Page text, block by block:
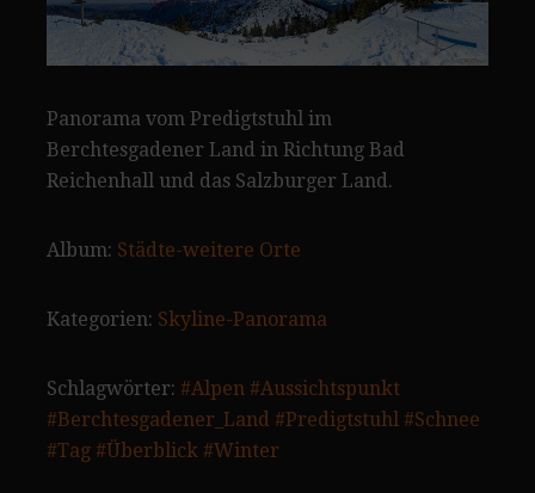
Panorama vom Predigtstuhl im
Berchtesgadener Land in Richtung Bad
Reichenhall und das Salzburger Land.
Album: Städte-weitere Orte
Kategorien: Skyline-Panorama
Schlagwörter: #Alpen #Aussichtspunkt
#Berchtesgadener_Land #Predigtstuhl #Schnee
#Tag #Überblick #Winter